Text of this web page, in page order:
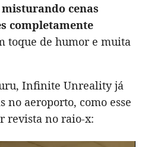
misturando cenas
completamente
toque de humor e muita
Infinite Unreality já
no aeroporto, como esse
revista no raio-x: